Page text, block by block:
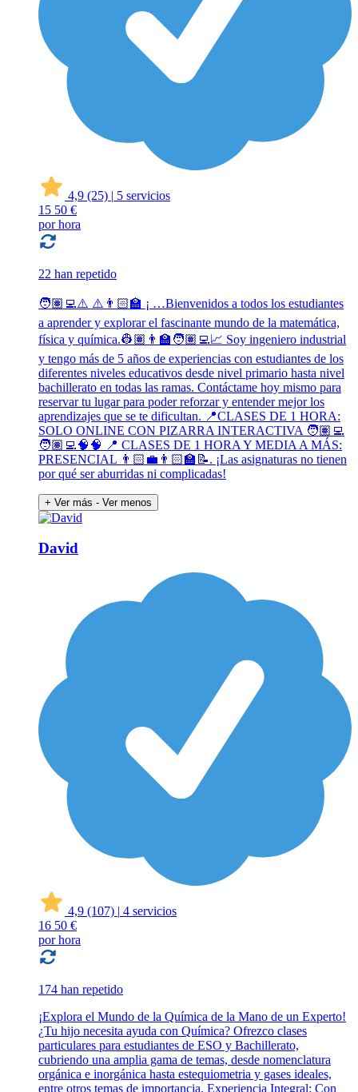
4,9 (25) | 5 servicios
15 50 €
por hora
22 han repetido
🧑🏽‍💻⚠️ ⚠️👨🏻‍🏫 ¡ …Bienvenidos a todos los estudiantes
a aprender y explorar el fascinante mundo de la matemática,
física y química.👷🏽👨‍🏫🧑🏽‍💻📈 Soy ingeniero industrial
y tengo más de 5 años de experiencias con estudiantes de los
diferentes niveles educativos desde nivel primario hasta nivel
bachillerato en todas las ramas. Contáctame hoy mismo para
reservar tu lugar para poder reforzar y entender mejor los
aprendizajes que se te dificultan. 📍CLASES DE 1 HORA:
SOLO ONLINE CON PIZARRA INTERACTIVA 🧑🏽‍💻
🧑🏽‍💻🧠🧠 📍 CLASES DE 1 HORA Y MEDIA A MÁS:
PRESENCIAL 👨🏻‍💼👨🏻‍🏫📝. ¡Las asignaturas no tienen
por qué ser aburridas ni complicadas!
+ Ver más - Ver menos
David
4,9 (107) | 4 servicios
16 50 €
por hora
174 han repetido
¡Explora el Mundo de la Química de la Mano de un Experto!
¿Tu hijo necesita ayuda con Química? Ofrezco clases
particulares para estudiantes de ESO y Bachillerato,
cubriendo una amplia gama de temas, desde nomenclatura
orgánica e inorgánica hasta estequiometria y gases ideales,
entre otros temas de importancia. Experiencia Integral: Con